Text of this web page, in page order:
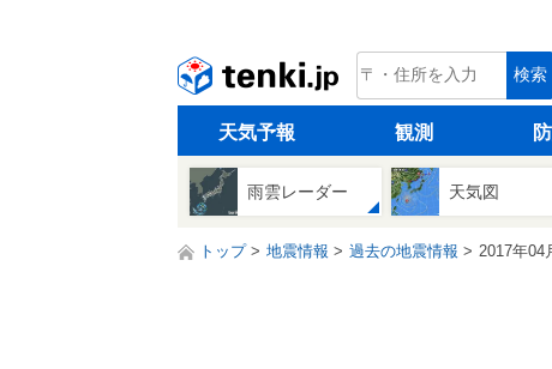
tenki.jp 検索
天気予報 観測
雨雲レーダー 天気図
トップ 地震情報 過去の地震情報 2017年04